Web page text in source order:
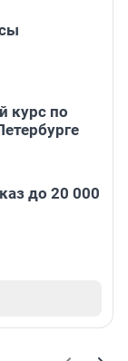
курс по
до 20 000